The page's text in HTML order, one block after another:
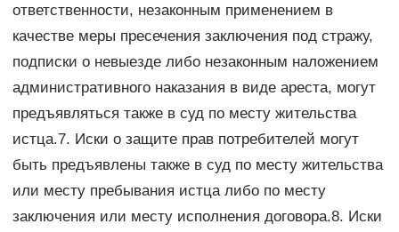
ответственности, незаконным применением в
качестве меры пресечения заключения под стражу,
подписки о невыезде либо незаконным наложением
административного наказания в виде ареста, могут
предъявляться также в суд по месту жительства
истца.7. Иски о защите прав потребителей могут
быть предъявлены также в суд по месту жительства
или месту пребывания истца либо по месту
заключения или месту исполнения договора.8. Иски